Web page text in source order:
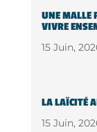
UNE MALLE
VIVRE
15 Juin,
LA LAÏCITÉ
15 Juin,